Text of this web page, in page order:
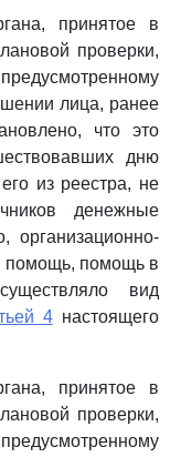
принятое в
проверки,
лица, ранее
что это
дню
из реестра, не
денежные
организационно-
помощь, помощь в
вид
4настоящего
принятое в
проверки,